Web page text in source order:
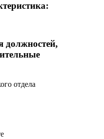
должностей,
отдела